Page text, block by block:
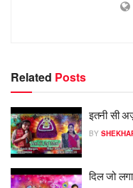
Related Posts
इतनी सी
BY
दिल जो